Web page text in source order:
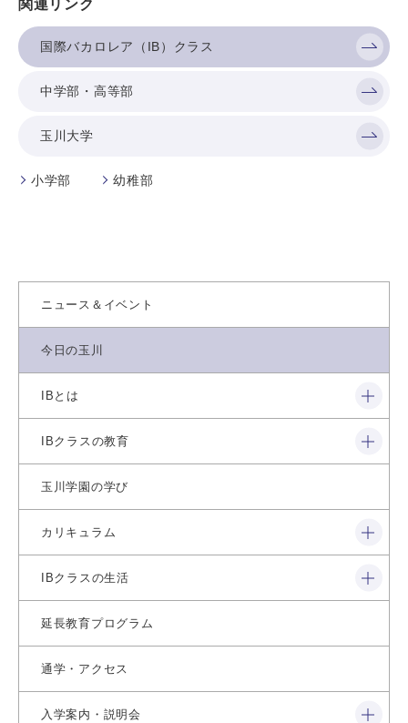
関連リンク
国際バカロレア（IB）クラス
中学部・高等部
玉川大学
小学部 幼稚部
ニュース＆イベント
今日の玉川
IBとは 閉じる
IBクラスの教育 閉じる
玉川学園の学び
カリキュラム 閉じる
IBクラスの生活 閉じる
延長教育プログラム
通学・アクセス
入学案内・説明会 閉じる